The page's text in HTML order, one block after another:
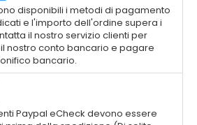
disponibili i metodi di pagamento
e l'importo dell'ordine supera i
il nostro servizio clienti per
nostro conto bancario e pagare
bancario.
Paypal eCheck devono essere